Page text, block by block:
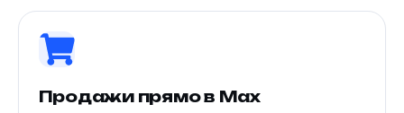
Продажи прямо в Max